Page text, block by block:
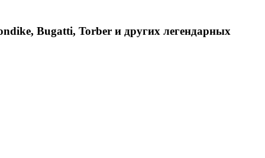
Bugatti, Torber и других легендарных